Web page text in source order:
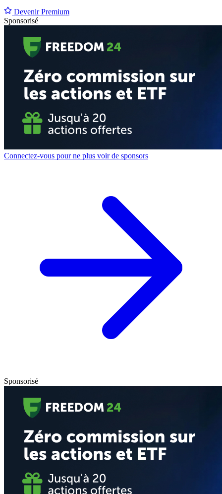
Devenir Premium
Sponsorisé
Connectez-vous pour ne plus voir de sponsors
Sponsorisé